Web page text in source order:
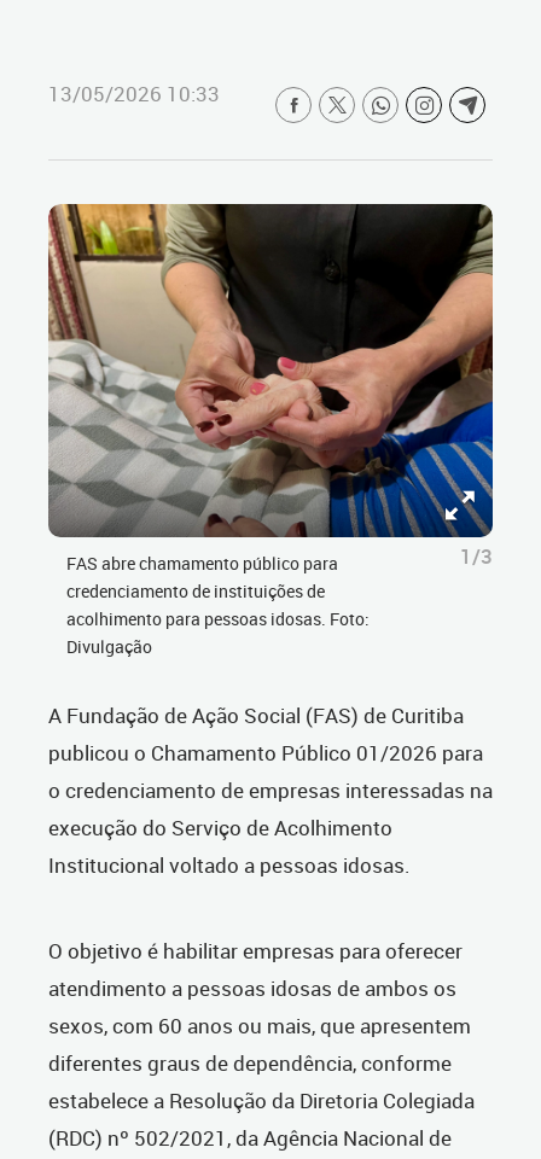
13/05/2026 10:33
FAS abre chamamento público para
credenciamento de instituições de
acolhimento para pessoas idosas. Foto:
Divulgação
1/3
A Fundação de Ação Social (FAS) de Curitiba
publicou o Chamamento Público 01/2026 para
o credenciamento de empresas interessadas na
execução do Serviço de Acolhimento
Institucional voltado a pessoas idosas.
O objetivo é habilitar empresas para oferecer
atendimento a pessoas idosas de ambos os
sexos, com 60 anos ou mais, que apresentem
diferentes graus de dependência, conforme
estabelece a Resolução da Diretoria Colegiada
(RDC) nº 502/2021, da Agência Nacional de